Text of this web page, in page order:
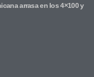
arrasa en los 4×100 y